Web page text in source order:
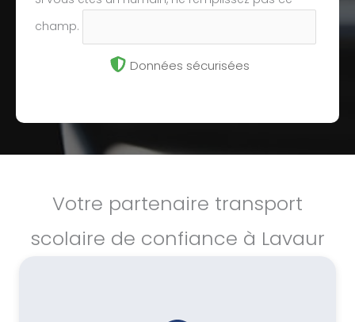
champ.
Données sécurisées
Votre partenaire transport
scolaire de confiance à Lavaur